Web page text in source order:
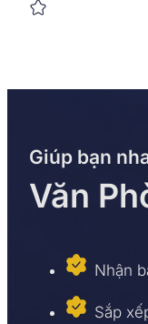
Giúp bạn
Văn
Nhận
Sắp